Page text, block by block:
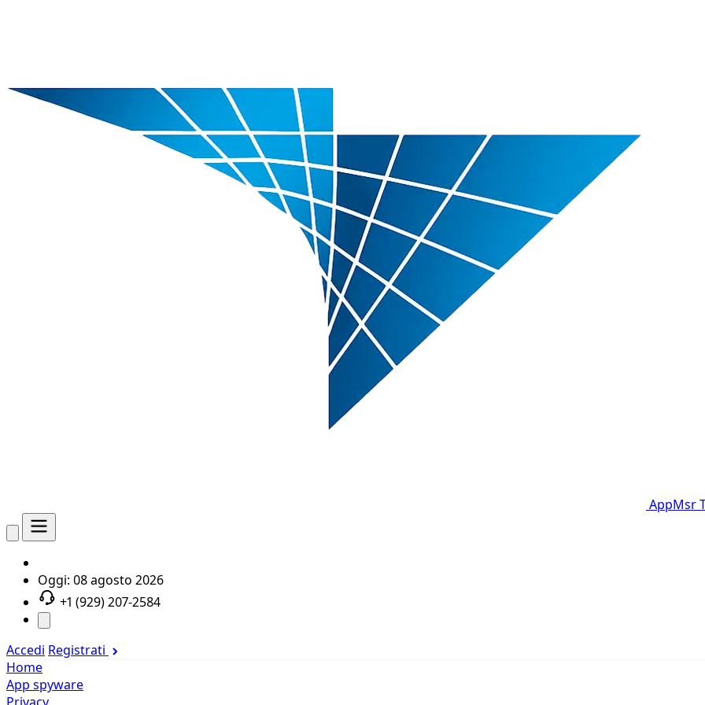
AppMsr
Oggi: 08 agosto 2026
+1 (929) 207-2584
Accedi Registrati
Home
App spyware